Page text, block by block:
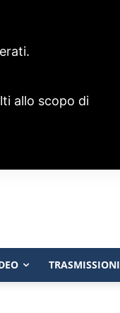
TRASMISSIONI
allo scopo di